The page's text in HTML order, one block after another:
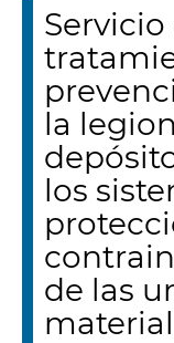
Servicio
la
los
de las